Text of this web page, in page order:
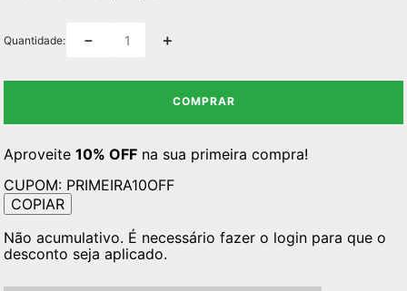
Quantidade ＋
－
COMPRAR
Aproveite 10% OFF na sua primeira compra!
CUPOM: PRIMEIRA10OFF
COPIAR
Não acumulativo. É necessário fazer o login para que o
desconto seja aplicado.